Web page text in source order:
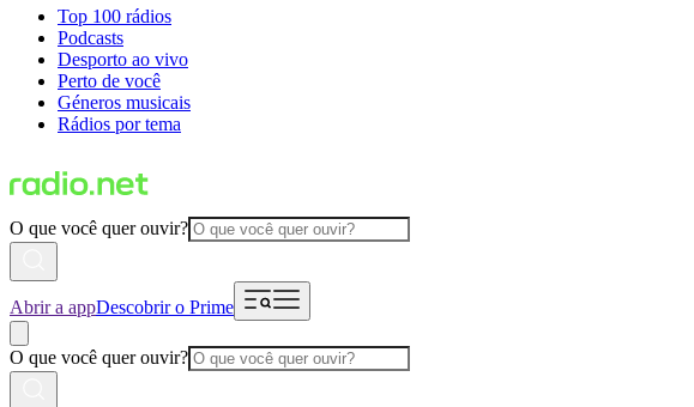
Top 100 rádios
Podcasts
Desporto ao vivo
Perto de você
Géneros musicais
Rádios por tema
O que você quer ouvir?
Abrir a appDescobrir o Prime
O que você quer ouvir?